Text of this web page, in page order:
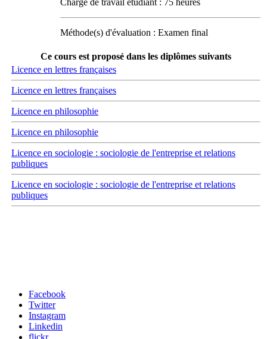
Méthode(s) d'évaluation : Examen final
Ce cours est proposé dans les diplômes suivants
Licence en lettres françaises
Licence en lettres françaises
Licence en philosophie
Licence en philosophie
Licence en sociologie : sociologie de l'entreprise et relations
publiques
Licence en sociologie : sociologie de l'entreprise et relations
publiques
Facebook
Twitter
Instagram
Linkedin